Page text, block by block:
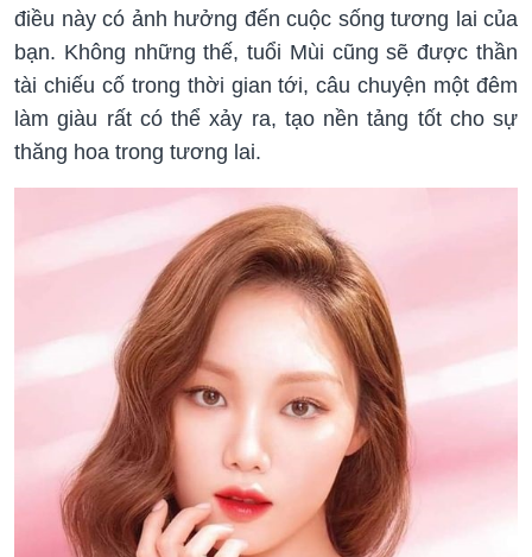
điều này có ảnh hưởng đến cuộc sống tương lai của
bạn. Không những thế, tuổi Mùi cũng sẽ được thần
tài chiếu cố trong thời gian tới, câu chuyện một đêm
làm giàu rất có thể xảy ra, tạo nền tảng tốt cho sự
thăng hoa trong tương lai.